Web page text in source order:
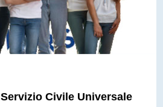
Servizio Civile Universale